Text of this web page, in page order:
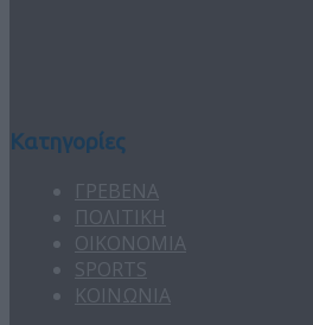
Κατηγορίες
ΓΡΕΒΕΝΑ
ΠΟΛΙΤΙΚΗ
ΟΙΚΟΝΟΜΙΑ
SPORTS
ΚΟΙΝΩΝΙΑ